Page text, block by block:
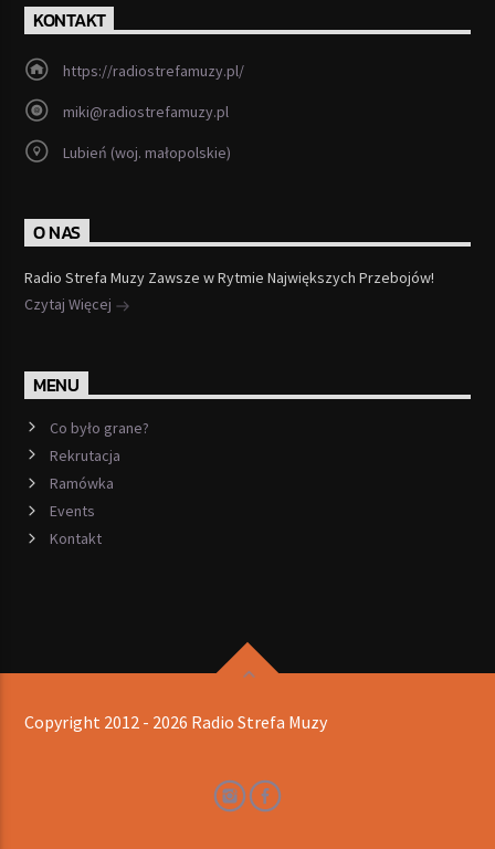
KONTAKT
https://radiostrefamuzy.pl/
miki@radiostrefamuzy.pl
Lubień (woj. małopolskie)
O NAS
Radio Strefa Muzy Zawsze w Rytmie Największych Przebojów!
Czytaj Więcej
MENU
Co było grane?
Rekrutacja
Ramówka
Events
Kontakt
Copyright 2012 - 2026 Radio Strefa Muzy